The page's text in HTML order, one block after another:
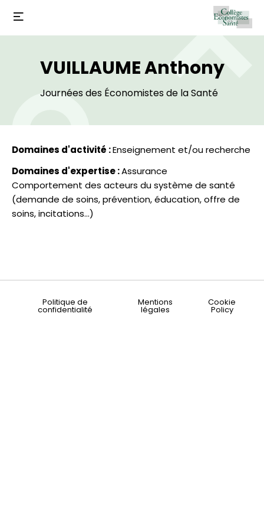
VUILLAUME Anthony
Journées des Économistes de la Santé
Domaines d'activité :Enseignement et/ou recherche
Domaines d'expertise :Assurance
Comportement des acteurs du système de santé
(demande de soins, prévention, éducation, offre de
soins, incitations...)
Politique de
confidentialité
Mentions
légales
Cookie
Policy